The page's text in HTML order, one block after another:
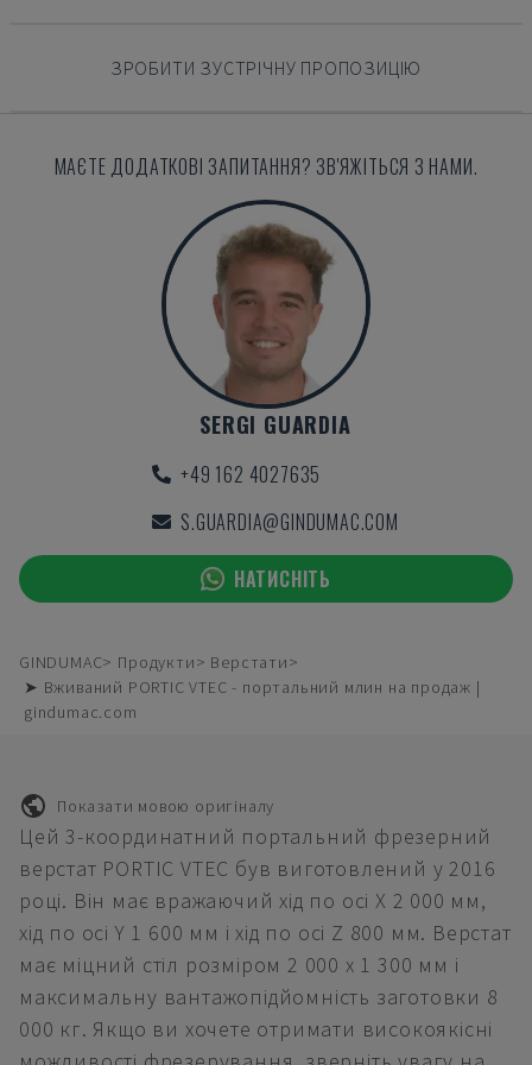
ЗРОБИТИ ЗУСТРІЧНУ ПРОПОЗИЦІЮ
МАЄТЕ ДОДАТКОВІ ЗАПИТАННЯ? ЗВ'ЯЖІТЬСЯ З НАМИ.
SERGI GUARDIA
+49 162 4027635
S.GUARDIA@GINDUMAC.COM
НАТИСНІТЬ
GINDUMAC Продукти
Верстати
➤ Вживаний PORTIC VTEC - портальний млин на продаж |
gindumac.com
Показати мовою оригіналу
Цей 3-координатний портальний фрезерний
верстат PORTIC VTEC був виготовлений у 2016
році. Він має вражаючий хід по осі X 2 000 мм,
хід по осі Y 1 600 мм і хід по осі Z 800 мм. Верстат
має міцний стіл розміром 2 000 x 1 300 мм і
максимальну вантажопідйомність заготовки 8
000 кг. Якщо ви хочете отримати високоякісні